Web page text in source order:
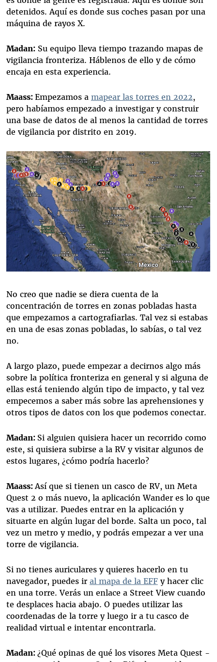
detenidos. Aquí es donde sus coches pasan por una
máquina de rayos X.
Madan:Su equipo lleva tiempo trazando mapas de
vigilancia fronteriza. Háblenos de ello y de cómo
encaja en esta experiencia.
Maass: Empezamos a mapear las torres en 2022,
pero habíamos empezado a investigar y construir
una base de datos de al menos la cantidad de torres
de vigilancia por distrito en 2019.
No creo que nadie se diera cuenta de la
concentración de torres en zonas pobladas hasta
que empezamos a cartografiarlas. Tal vez si estabas
en una de esas zonas pobladas, lo sabías, o tal vez
no.
A largo plazo, puede empezar a decirnos algo más
sobre la política fronteriza en general y si alguna de
ellas está teniendo algún tipo de impacto, y tal vez
empecemos a saber más sobre las aprehensiones y
otros tipos de datos con los que podemos conectar.
Madan: Si alguien quisiera hacer un recorrido como
este, si quisiera subirse a la RV y visitar algunos de
estos lugares, ¿cómo podría hacerlo?
Maass: Así que si tienen un casco de RV, un Meta
Quest 2 o más nuevo, la aplicación Wander es lo que
vas a utilizar. Puedes entrar en la aplicación y
situarte en algún lugar del borde. Salta un poco, tal
vez un metro y medio, y podrás empezar a ver una
torre de vigilancia.
Si no tienes auriculares y quieres hacerlo en tu
navegador, puedes ir al mapa de la EFFy hacer clic
en una torre. Verás un enlace a Street View cuando
te desplaces hacia abajo. O puedes utilizar las
coordenadas de la torre y luego ir a tu casco de
realidad virtual e intentar encontrarla.
Madan: ¿Qué opinas de qué los visores Meta Quest -